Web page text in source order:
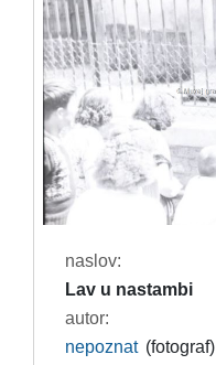
naslov:
Lav u nastambi
autor:
nepoznat (fotograf)